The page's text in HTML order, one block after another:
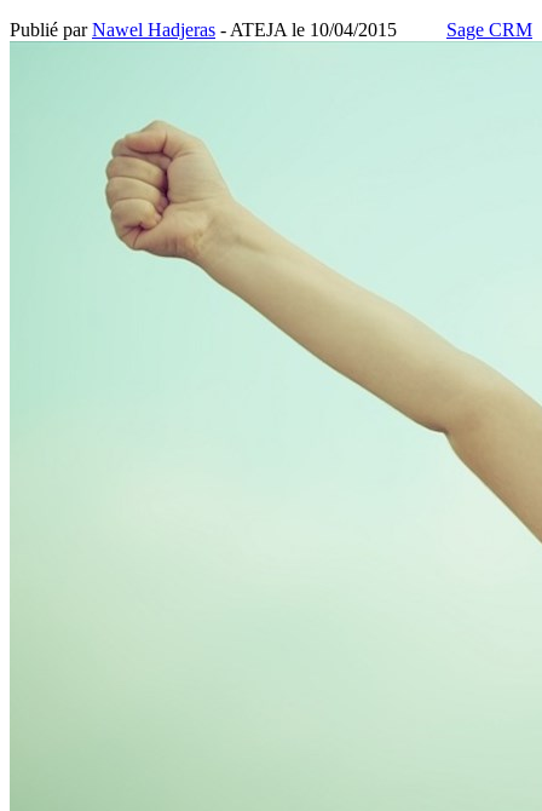
Sage CRM
Publié parNawel Hadjeras - ATEJA le 10/04/2015